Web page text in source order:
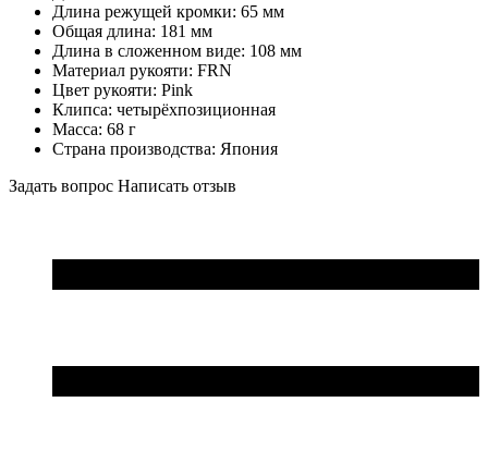
Длина режущей кромки: 65 мм
Общая длина: 181 мм
Длина в сложенном виде: 108 мм
Материал рукояти: FRN
Цвет рукояти: Pink
Клипса: четырёхпозиционная
Масса: 68 г
Страна производства: Япония
Задать вопрос Написать отзыв